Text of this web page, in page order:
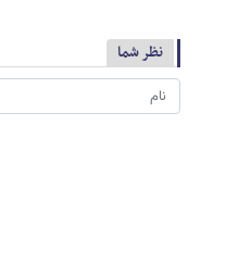
نظر شما